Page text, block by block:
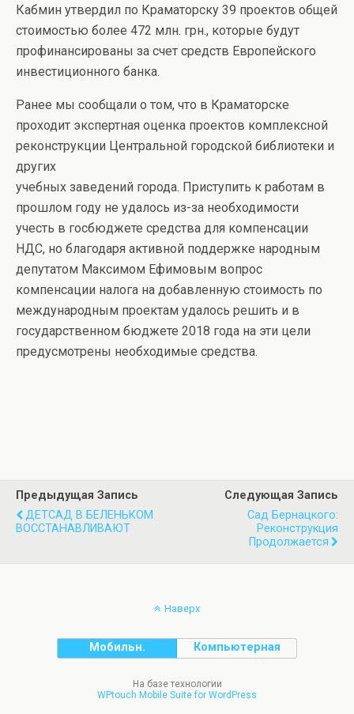
Кабмин утвердил по Краматорску 39 проектов общей
стоимостью более 472 млн. грн., которые будут
профинансированы за счет средств Европейского
инвестиционного банка.
Ранее мы сообщали о том, что в Краматорске
проходит экспертная оценка проектов комплексной
реконструкции Центральной городской библиотеки и
других
учебных заведений города. Приступить к работам в
прошлом году не удалось из-за необходимости
учесть в госбюджете средства для компенсации
НДС, но благодаря активной поддержке народным
депутатом Максимом Ефимовым вопрос
компенсации налога на добавленную стоимость по
международным проектам удалось решить и в
государственном бюджете 2018 года на эти цели
предусмотрены необходимые средства.
Предыдущая Запись
ДЕТСАД В БЕЛЕНЬКОМ
ВОССТАНАВЛИВАЮТ
Следующая Запись
Сад Бернацкого:
Реконструкция
Продолжается
Наверх
Мобильн. Компьютерная
На базе технологии
WPtouch Mobile Suite for WordPress